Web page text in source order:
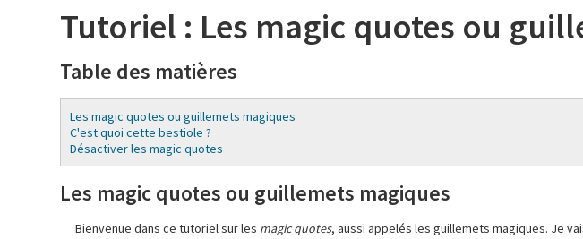
Tutoriel : Les magic quotes ou
Table des matières
Les magic quotes ou guillemets magiques
C'est quoi cette bestiole ?
Désactiver les magic quotes
Les magic quotes ou guillemets magiques
Bienvenue dans ce tutoriel sur les magic quotes, aussi appelés les guillemets magiques. Je